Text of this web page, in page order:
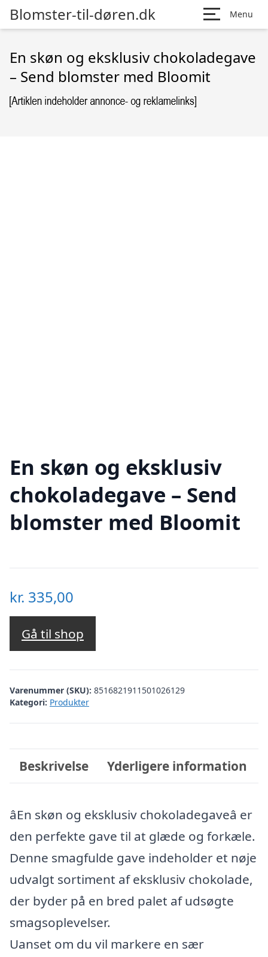
Blomster-til-døren.dk Menu
En skøn og eksklusiv chokoladegave
– Send blomster med Bloomit
En skøn og eksklusiv
chokoladegave – Send
blomster med Bloomit
kr. 335,00
Gå til shop
Varenummer (SKU): 8516821911501026129
Kategori: Produkter
Beskrivelse Yderligere information
âEn skøn og eksklusiv chokoladegaveâ er
den perfekte gave til at glæde og forkæle.
Denne smagfulde gave indeholder et nøje
udvalgt sortiment af eksklusiv chokolade,
der byder på en bred palet af udsøgte
smagsoplevelser.
Uanset om du vil markere en sær